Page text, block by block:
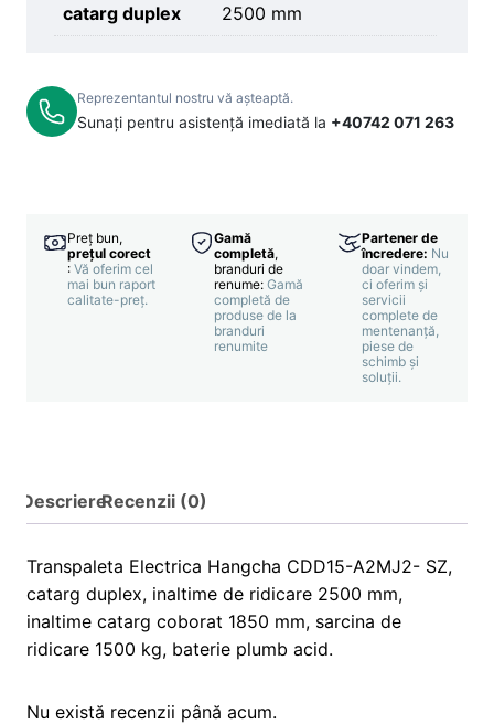
catarg duplex 2500 mm
Reprezentantul nostru vă așteaptă.
Sunați pentru asistență imediată la +40742 071 263
Preț bun,
prețul corect
: Vă oferim cel
mai bun raport
calitate-preț.
Gamă
completă,
branduri de
renume:Gamă
completă de
produse de la
branduri
renumite
Partener de
încredere: Nu
doar vindem,
ci oferim și
servicii
complete de
mentenanță,
piese de
schimb și
soluții.
DescriereRecenzii (0)
Transpaleta Electrica Hangcha CDD15-A2MJ2- SZ,
catarg duplex, inaltime de ridicare 2500 mm,
inaltime catarg coborat 1850 mm, sarcina de
ridicare 1500 kg, baterie plumb acid.
Nu există recenzii până acum.